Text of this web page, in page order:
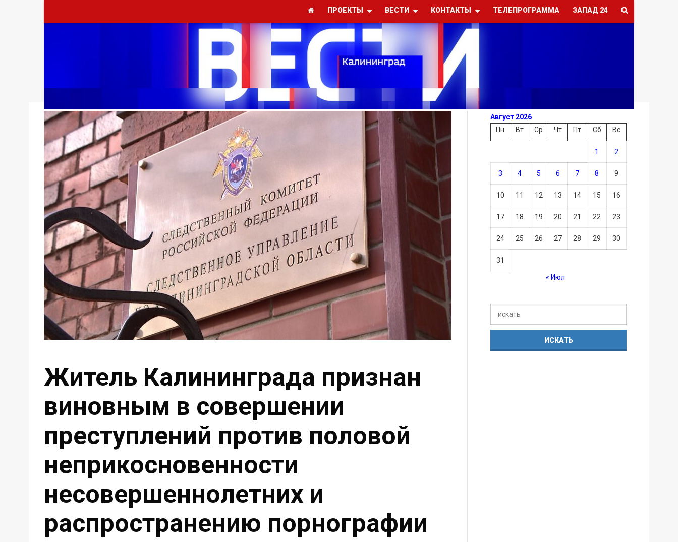
ПРОЕКТЫ ВЕСТИ КОНТАКТЫ ТЕЛЕПРОГРАММА ЗАПАД 24
Житель Калининграда признан
виновным в совершении
преступлений против половой
неприкосновенности
несовершеннолетних и
распространению порнографии
Август 2026
Пн
Вт Ср Чт Пт Сб Вс
1 2
3 4 5 6 7 8 9
10 11 12 13 14 15 16
17 18 19 20 21 22 23
24 25 26 27 28 29 30
31
« Июл